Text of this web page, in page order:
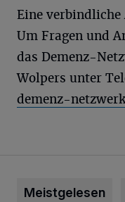
Eine
Um Fragen und
das Demenz-
Wolpers unter
demenz-
Meistgelesen